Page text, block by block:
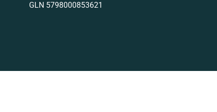
GLN 5798000853621